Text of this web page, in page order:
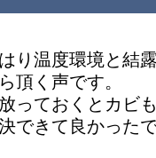
り温度環境と結
頂く声です。
っておくとカビ
できて良かったで